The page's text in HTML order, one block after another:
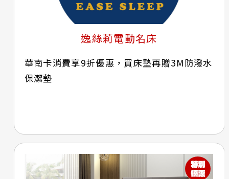
逸絲莉電動名床
華南卡消費享9折優惠，買床墊再贈3M防潑水
保潔墊